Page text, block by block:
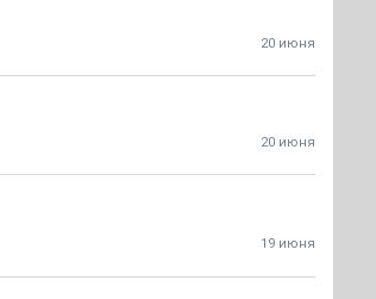
20 июня
20 июня
19 июня